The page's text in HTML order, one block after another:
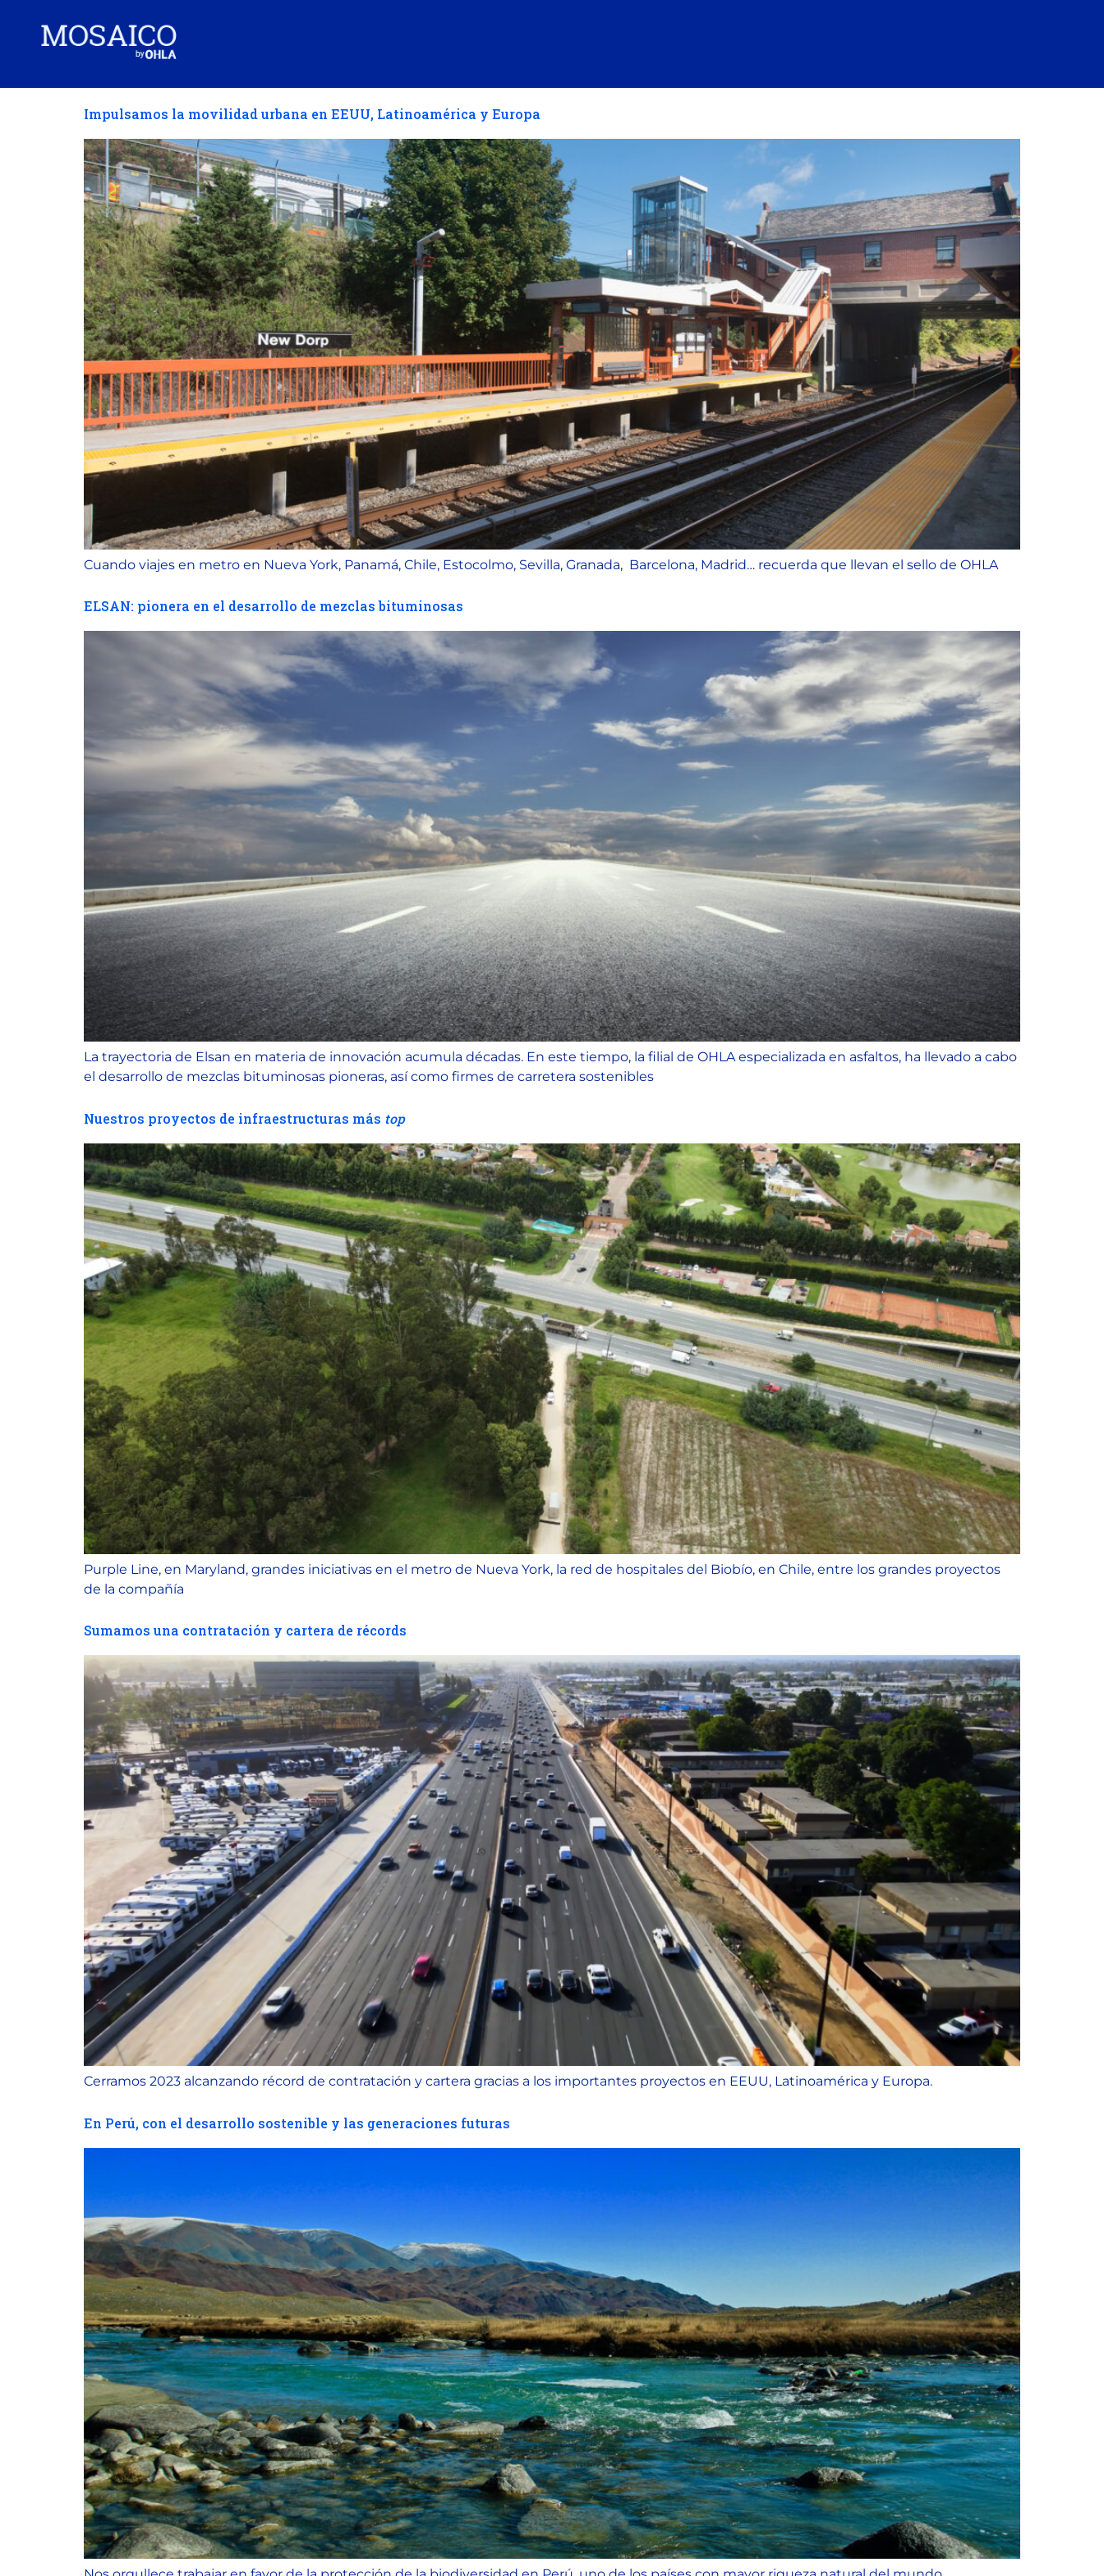
Impulsamos la movilidad urbana en EEUU, Latinoamérica y Europa
Cuando viajes en metro en Nueva York, Panamá, Chile, Estocolmo, Sevilla, Granada, Barcelona, Madrid… recuerda que llevan el sello de OHLA
ELSAN: pionera en el desarrollo de mezclas bituminosas
La trayectoria de Elsan en materia de innovación acumula décadas. En este tiempo, la filial de OHLA especializada en asfaltos, ha llevado a cabo
el desarrollo de mezclas bituminosas pioneras, así como firmes de carretera sostenibles
Nuestros proyectos de infraestructuras más top
Purple Line, en Maryland, grandes iniciativas en el metro de Nueva York, la red de hospitales del Biobío, en Chile, entre los grandes proyectos
de la compañía
Sumamos una contratación y cartera de récords
Cerramos 2023 alcanzando récord de contratación y cartera gracias a los importantes proyectos en EEUU, Latinoamérica y Europa.
En Perú, con el desarrollo sostenible y las generaciones futuras